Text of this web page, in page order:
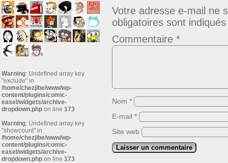
Warning: Undefined array key
"exclude" in
/home/chezjibe/www/wp-
content/plugins/comic-
easel/widgets/archive-
dropdown.php on line 173
Warning: Undefined array key
"showcount" in
/home/chezjibe/www/wp-
content/plugins/comic-
easel/widgets/archive-
dropdown.php on line 173
Votre adresse e-mail ne
obligatoires sont
Commentaire *
Nom *
E-mail *
Site web